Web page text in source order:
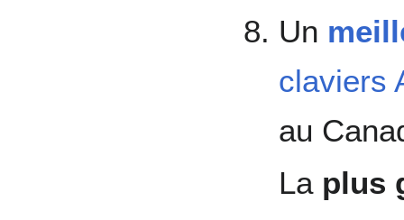
Un
claviers
au
La plus